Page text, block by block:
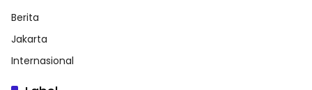
Berita
Jakarta
Internasional